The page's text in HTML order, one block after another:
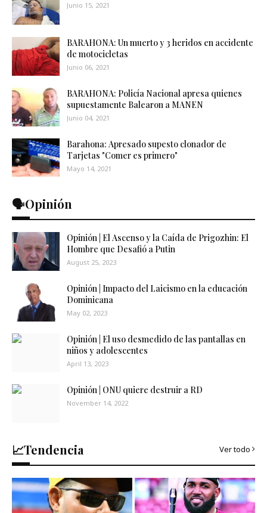
Junio 15, 2021
BARAHONA: Un muerto y 3 heridos en accidente
de motocicletas
Junio 06, 2021
BARAHONA: Policía Nacional apresa quienes
supuestamente Balearon a MANEN
Junio 04, 2021
Barahona: Apresado supesto clonador de
Tarjetas "Comer es primero"
Mayo 14, 2021
🗣️Opinión
Opinión | El Ascenso y la Caída de Prigozhin: El
Hombre que Desafió a Putin
August 25, 2023
Opinión | Impacto del Laicismo en la educación
Dominicana
May 02, 2023
Opinión | El uso desmedido de las pantallas en
niños y adolescentes
April 13, 2023
Opinión | ONU quiere destruir a RD
November 14, 2022
📈Tendencia Ver todo